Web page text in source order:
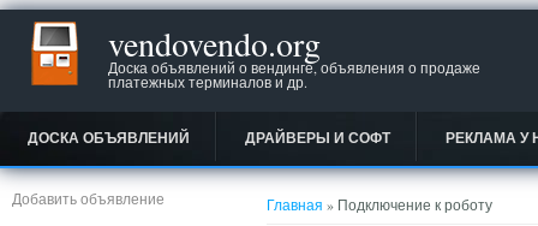
vendovendo.org
Доска объявлений о вендинге, объявления о продаже
платежных терминалов и др.
ДОСКА ОБЪЯВЛЕНИЙ ДРАЙВЕРЫ И СОФТ РЕКЛАМА У
Вы здесь
Главная » Подключение к роботу
Добавить объявление